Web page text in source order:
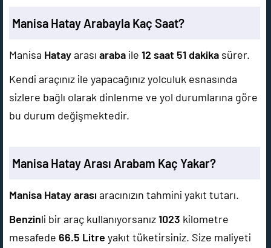
Manisa Hatay Arabayla Kaç Saat?
Manisa Hatayarası araba ile 12 saat 51 dakika sürer.
Kendi araçınız ile yapacağınız yolculuk esnasında
sizlere bağlı olarak dinlenme ve yol durumlarına göre
bu durum değişmektedir.
Manisa Hatay Arası Arabam Kaç Yakar?
Manisa Hatay arasıaracınızın tahmini yakıt tutarı.
Benzinli bir araç kullanıyorsanız1023 kilometre
mesafede 66.5 Litre yakıt tüketirsiniz. Size maliyeti